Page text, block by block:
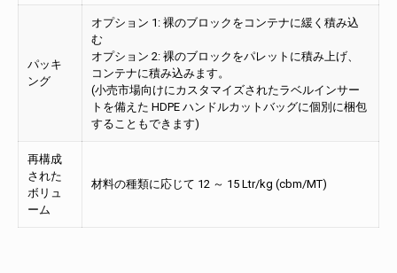
パッキ
ング
オプション 1: 裸のブロックをコンテナに緩く積み込
む
オプション 2: 裸のブロックをパレットに積み上げ、
コンテナに積み込みます。
(小売市場向けにカスタマイズされたラベルインサー
トを備えた HDPE ハンドルカットバッグに個別に梱包
することもできます)
再構成
された
ボリュ
ーム
材料の種類に応じて 12 ～ 15 Ltr/kg (cbm/MT)